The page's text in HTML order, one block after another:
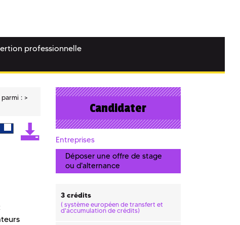
professionnelle
parmi :
Candidater
Entreprises
Déposer une offre de stage
ou d'alternance
3 crédits
( système européen de transfert et
d'accumulation de crédits)